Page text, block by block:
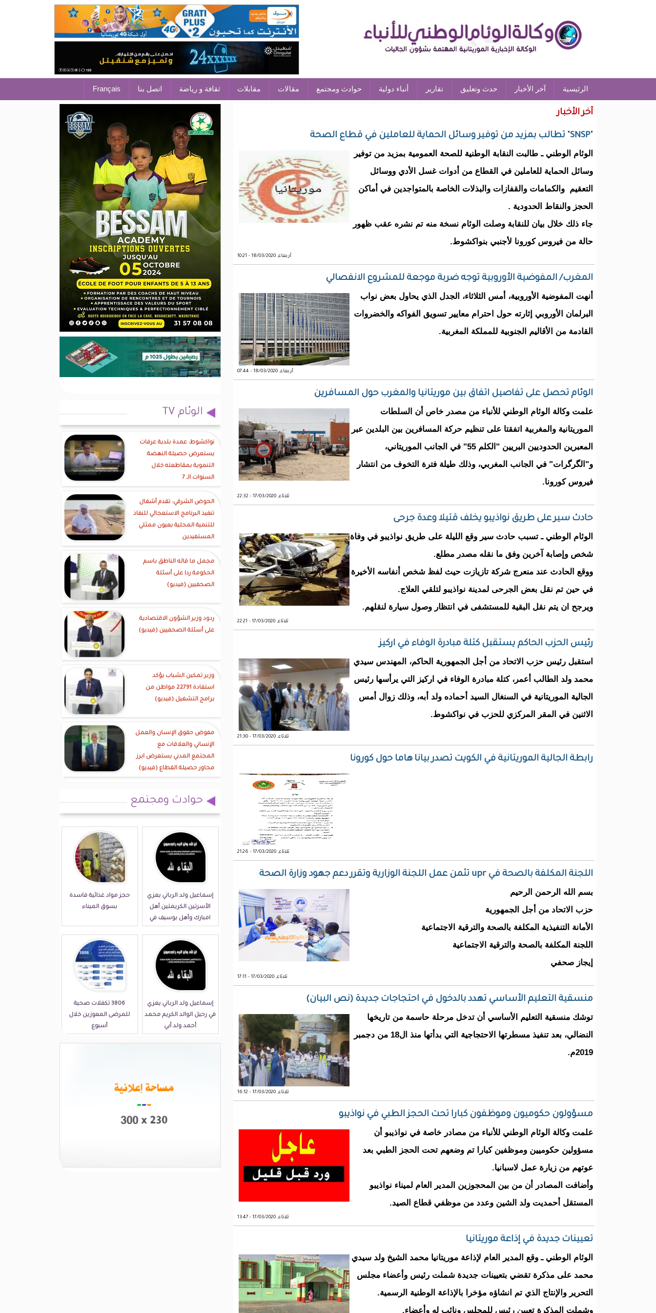
الرئيسية آخر الأخبار حدث وتعليق تقارير أنباء دولية حوادث ومجتمع مقالات مقابلات ثقافة و رياضة اتصل بنا Français
آخر الأخبار
"SNSP" تطالب بمزيد من توفير وسائل الحماية للعاملين في قطاع الصحة
الوئام الوطني ـ طالبت النقابة الوطنية للصحة العمومية بمزيد من توفير
وسائل الحماية للعاملين في القطاع من أدوات غسل الأدي ووسائل
التعقيم والكمامات والقفازات والبذلات الخاصة بالمتواجدين في أماكن
الحجز والنقاط الحدودية .
جاء ذلك خلال بيان للنقابة وصلت الوئام نسخة منه تم نشره عقب ظهور
حالة من فيروس كورونا لأجنبي بنواكشوط.
أربعاء, 18/03/2020 - 10:21
المغرب/ المفوضية الأوروبية توجه ضربة موجعة للمشروع الانفصالي
أنهت المفوضية الأوروبية، أمس الثلاثاء، الجدل الذي يحاول بعض نواب
البرلمان الأوروبي إثارته حول احترام معايير تسويق الفواكه والخضروات
القادمة من الأقاليم الجنوبية للمملكة المغربية.
أربعاء, 18/03/2020 - 07:44
الوئام تحصل على تفاصيل اتفاق بين موريتانيا والمغرب حول المسافرين
علمت وكالة الوئام الوطني للأنباء من مصدر خاص أن السلطات
الموريتانية والمغربية اتفقتا على تنظيم حركة المسافرين بين البلدين عبر
المعبرين الحدوديين البريين "الكلم 55" في الجانب الموريتاني،
و"الگرگرات" في الجانب المغربي، وذلك طيلة فترة التخوف من انتشار
فيروس كورونا.
ثلاثاء, 17/03/2020 - 22:32
حادث سير على طريق نواذيبو يخلف قتيلا وعدة جرحى
الوئام الوطني ـ تسبب حادث سير وقع الليلة على طريق نواذيبو في وفاة
شخص وإصابة آخرين وفق ما نقله مصدر مطلع.
ووقع الحادث عند منعرج شركة تازيازت حيث لفظ شخص أنفاسه الأخيرة
في حين تم نقل بعض الجرحى لمدينة نواذيبو لتلقي العلاج.
ويرجح ان يتم نقل البقية للمستشفى في انتظار وصول سيارة لنقلهم.
ثلاثاء, 17/03/2020 - 22:21
رئيس الحزب الحاكم يستقبل كتلة مبادرة الوفاء في اركيز
استقبل رئيس حزب الاتحاد من أجل الجمهورية الحاكم، المهندس سيدي
محمد ولد الطالب أعمر، كتلة مبادرة الوفاء في اركيز التي يرأسها رئيس
الجالية الموريتانية في السنغال السيد أحماده ولد أبه، وذلك زوال أمس
الاثنين في المقر المركزي للحزب في نواكشوط.
ثلاثاء, 17/03/2020 - 21:30
رابطة الجالية الموريتانية في الكويت تصدر بيانا هاما حول كورونا
ثلاثاء, 17/03/2020 - 21:26
اللجنة المكلفة بالصحة في upr تثمن عمل اللجنة الوزارية وتقرر دعم جهود وزارة الصحة
بسم الله الرحمن الرحيم
حزب الاتحاد من أجل الجمهورية
الأمانة التنفيذية المكلفة بالصحة والترقية الاجتماعية
اللجنة المكلفة بالصحة والترقية الاجتماعية
إيجاز صحفي
ثلاثاء, 17/03/2020 - 17:11
منسقية التعليم الأساسي تهدد بالدخول في احتجاجات جديدة (نص البيان)
توشك منسقية التعليم الأساسي أن تدخل مرحلة حاسمة من تاريخها
النضالي، بعد تنفيذ مسطرتها الاحتجاجية التي بدأتها منذ ال18 من دجمبر
2019م.
ثلاثاء, 17/03/2020 - 16:12
مسؤولون حكوميون وموظفون كبارا تحت الحجز الطبي في نواذيبو
علمت وكالة الوئام الوطني للأنباء من مصادر خاصة في نواذيبو أن
مسؤولين حكوميين وموظفين كبارا تم وضعهم تحت الحجز الطبي بعد
عوتهم من زيارة عمل لاسبانيا.
وأضافت المصادر أن من بين المحجوزين المدير العام لميناء نواذيبو
المستقل أحمديت ولد الشين وعدد من موظفي قطاع الصيد.
ثلاثاء, 17/03/2020 - 13:47
تعيينات جديدة في إذاعة موريتانيا
الوئام الوطني ـ وقع المدير العام لإذاعة موريتانيا محمد الشيخ ولد سيدي
محمد على مذكرة تقضي بتعيينات جديدة شملت رئيس وأعضاء مجلس
التحرير والإنتاج الذي تم انشاؤه مؤخرا بالإذاعة الوطنية الرسمية.
وشملت المذكرة تعيين رئيس للمجلس ونائب له وأعضاء.
الوئام TV
نواكشوط: عمدة بلدية عرفات
يستعرض حصيلة النهضة
التنموية بمقاطعته خلال
السنوات الـ 7
الحوض الشرقي: تقدم أشغال
تنفيذ البرنامج الاستعجالي للنفاذ
للتنمية المحلية بعيون ممثلي
المستفيدين
مجمل ما قاله الناطق باسم
الحكومة ردا على أسئلة
الصحفيين (فيديو)
ردود وزير الشؤون الاقتصادية
على أسئلة الصحفيين (فيديو)
وزير تمكين الشباب يؤكد
استفادة 22791 مواطن من
برامج التشغيل (فيديو)
مفوض حقوق الإنسان والعمل
الإنساني والعلاقات مع
المجتمع المدني يستعرض ابرز
محاور حصيلة القطاع (فيديو)
حوادث ومجتمع
إسماعيل ولد الرباني يعزي
الأسرتين الكريمتين أهل
امبارك وأهل بوسيف في
حجز مواد غذائية فاسدة
بسوق الميناء
إسماعيل ولد الرباني يعزي
في رحيل الوالد الكريم محمد
أحمد ولد أبي
3806 تكفلات صحية
للمرضى المعوزين خلال
أسبوع